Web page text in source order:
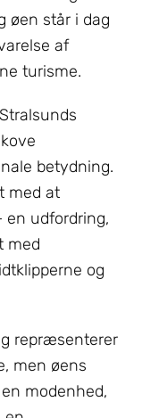
øen står i dag
af
turisme.
betydning.
med at
en udfordring,
med
og
repræsenterer
men øens
modenhed,